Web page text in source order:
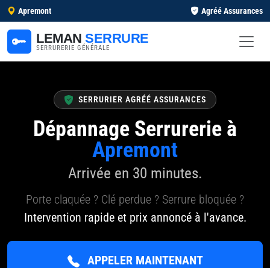
Apremont Agréé Assurances
LEMAN SERRURE
SERRURERIE GÉNÉRALE
SERRURIER AGRÉÉ ASSURANCES
Dépannage Serrurerie à
Apremont
Arrivée en 30 minutes.
Porte claquée ? Clé perdue ? Serrure bloquée ?
Intervention rapide et prix annoncé à l'avance.
APPELER MAINTENANT